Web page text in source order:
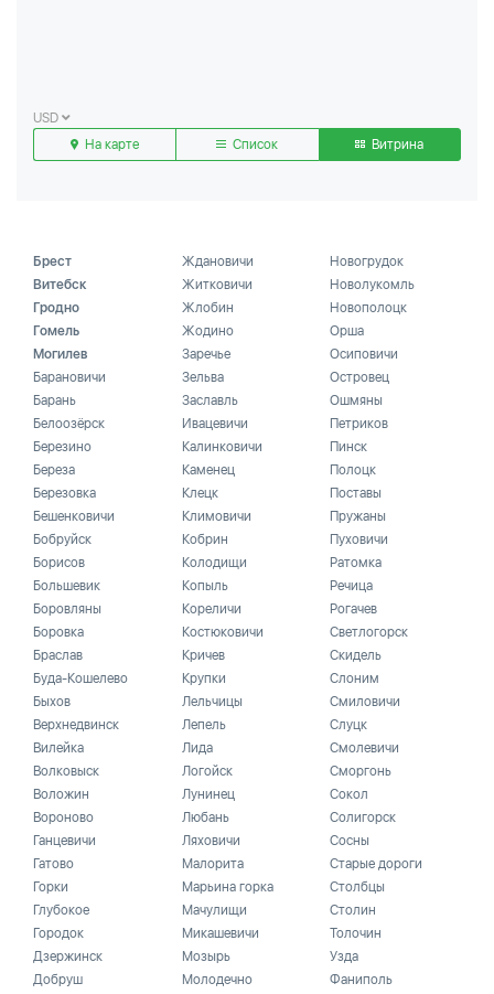
USD
На карте
Список Витрина
Брест
Витебск
Гродно
Гомель
Могилев
Барановичи
Барань
Белоозёрск
Березино
Береза
Березовка
Бешенковичи
Бобруйск
Борисов
Большевик
Боровляны
Боровка
Браслав
Буда-Кошелево
Быхов
Верхнедвинск
Вилейка
Волковыск
Воложин
Вороново
Ганцевичи
Гатово
Горки
Глубокое
Городок
Дзержинск
Добруш
Ждановичи
Житковичи
Жлобин
Жодино
Заречье
Зельва
Заславль
Ивацевичи
Калинковичи
Каменец
Клецк
Климовичи
Кобрин
Колодищи
Копыль
Кореличи
Костюковичи
Кричев
Крупки
Лельчицы
Лепель
Лида
Логойск
Лунинец
Любань
Ляховичи
Малорита
Марьина горка
Мачулищи
Микашевичи
Мозырь
Молодечно
Новогрудок
Новолукомль
Новополоцк
Орша
Осиповичи
Островец
Ошмяны
Петриков
Пинск
Полоцк
Поставы
Пружаны
Пуховичи
Ратомка
Речица
Рогачев
Светлогорск
Скидель
Слоним
Смиловичи
Слуцк
Смолевичи
Сморгонь
Сокол
Солигорск
Сосны
Старые дороги
Столбцы
Столин
Толочин
Узда
Фаниполь